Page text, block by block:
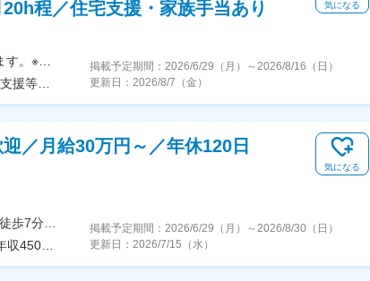
程／住宅支援・家族手当あり 気になる
掲載予定期間： 2026/6/29（月） ～2026/8/16（日）
更新日： 2026/8/7（金）
／月給30万円～／年休120日
気になる
掲載予定期間： 2026/6/29（月） ～2026/8/30（日）
更新日： 2026/7/15（水）